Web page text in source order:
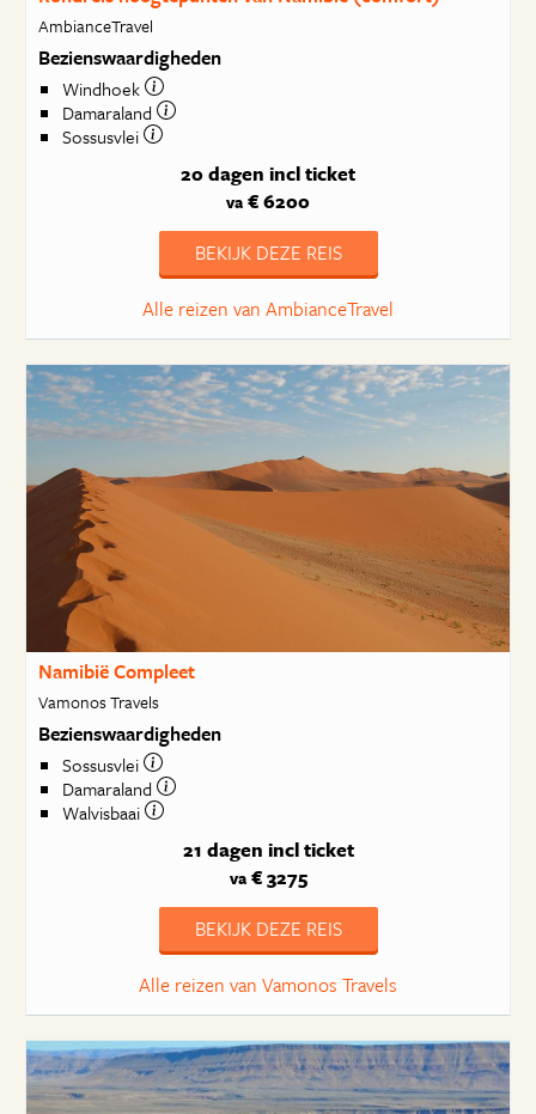
AmbianceTravel
Bezienswaardigheden
Windhoek
Damaraland
Sossusvlei
20 dagen incl ticket
va € 6200
BEKIJK DEZE REIS
Alle reizen van AmbianceTravel
Namibië Compleet
Vamonos Travels
Bezienswaardigheden
Sossusvlei
Damaraland
Walvisbaai
21 dagen incl ticket
va€ 3275
BEKIJK DEZE REIS
Alle reizen van Vamonos Travels